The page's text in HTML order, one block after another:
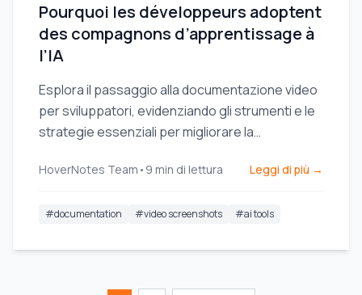
Pourquoi les développeurs adoptent
des compagnons d’apprentissage à
l’IA
Esplora il passaggio alla documentazione video
per sviluppatori, evidenziando gli strumenti e le
strategie essenziali per migliorare la
team.
HoverNotes Team • 9 min di lettura Leggi di più →
#documentation #video screenshots #ai tools